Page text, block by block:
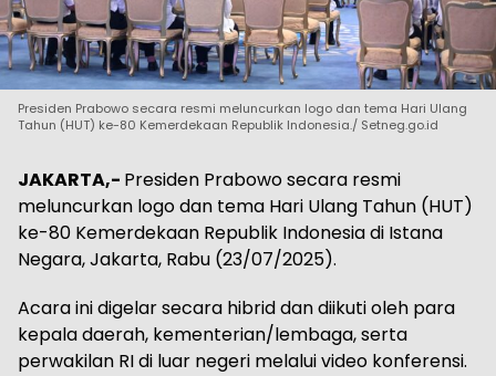
Presiden Prabowo secara resmi meluncurkan logo dan tema Hari Ulang
Tahun (HUT) ke-80 Kemerdekaan Republik Indonesia./ Setneg.go.id
JAKARTA,- Presiden Prabowo secara resmi
meluncurkan logo dan tema Hari Ulang Tahun (HUT)
ke-80 Kemerdekaan Republik Indonesia di Istana
Negara, Jakarta, Rabu (23/07/2025).
Acara ini digelar secara hibrid dan diikuti oleh para
kepala daerah, kementerian/lembaga, serta
perwakilan RI di luar negeri melalui video konferensi.